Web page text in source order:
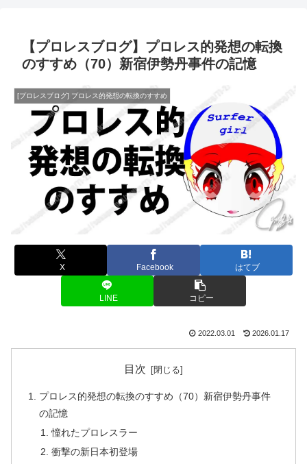
【プロレスブログ】プロレス的発想の転換
のすすめ（70）新宿伊勢丹事件の記憶
[プロレスブログ] プロレス的発想の転換のすすめ
X Facebook はてブ
LINE コピー
2022.03.01 2026.01.17
目次
プロレス的発想の転換のすすめ（70）新宿伊勢丹事件
の記憶
憧れたプロレスラー
衝撃の新日本初登場